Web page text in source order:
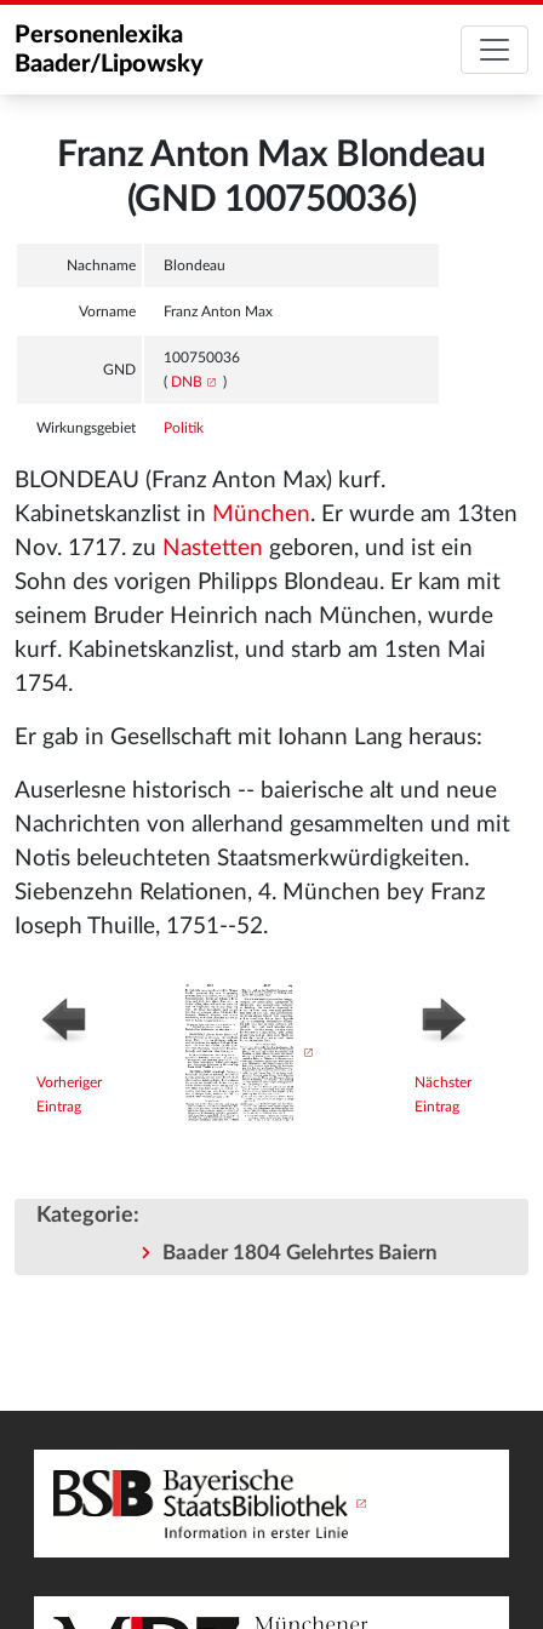
Personenlexika
Baader/Lipowsky
Franz Anton Max Blondeau
(GND 100750036)
Nachname Blondeau
Vorname Franz Anton Max
GND
100750036
( DNB )
Wirkungsgebiet Politik
BLONDEAU (Franz Anton Max) kurf.
Kabinetskanzlist in München. Er wurde am 13ten
Nov. 1717. zu Nastetten geboren, und ist ein
Sohn des vorigen Philipps Blondeau. Er kam mit
seinem Bruder Heinrich nach München, wurde
kurf. Kabinetskanzlist, und starb am 1sten Mai
1754.
Er gab in Gesellschaft mit Iohann Lang heraus:
Auserlesne historisch -- baierische alt und neue
Nachrichten von allerhand gesammelten und mit
Notis beleuchteten Staatsmerkwürdigkeiten.
Siebenzehn Relationen, 4. München bey Franz
Ioseph Thuille, 1751--52.
Vorheriger
Eintrag
Nächster
Eintrag
Kategorie:
Baader 1804 Gelehrtes Baiern